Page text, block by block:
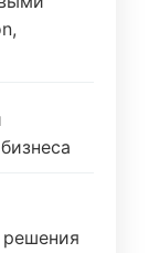
решения